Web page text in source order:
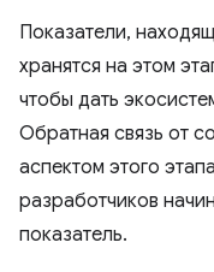
Показатели,
хранятся на этом
чтобы дать
Обратная связь от
аспектом этого
разработчиков
показатель.